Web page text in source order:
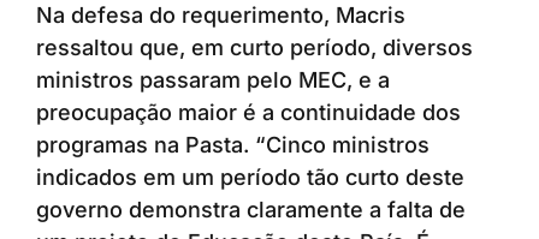
Na defesa do requerimento, Macris
ressaltou que, em curto período, diversos
ministros passaram pelo MEC, e a
preocupação maior é a continuidade dos
programas na Pasta. “Cinco ministros
indicados em um período tão curto deste
governo demonstra claramente a falta de